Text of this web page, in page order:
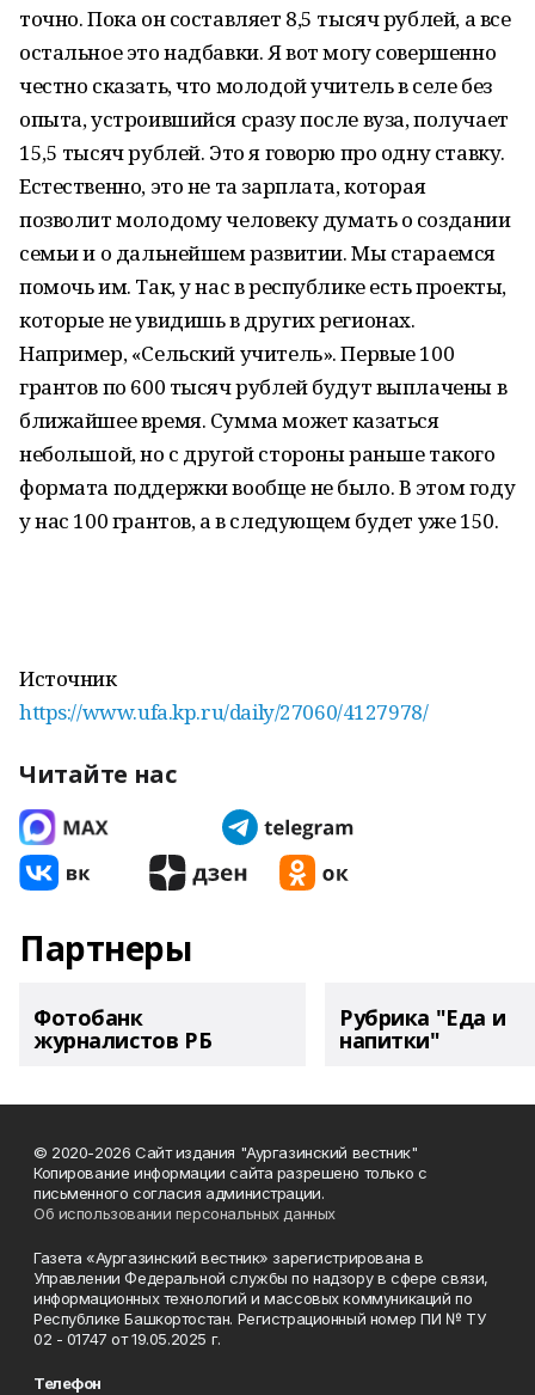
точно. Пока он составляет 8,5 тысяч рублей, а все
остальное это надбавки. Я вот могу совершенно
честно сказать, что молодой учитель в селе без
опыта, устроившийся сразу после вуза, получает
15,5 тысяч рублей. Это я говорю про одну ставку.
Естественно, это не та зарплата, которая
позволит молодому человеку думать о создании
семьи и о дальнейшем развитии. Мы стараемся
помочь им. Так, у нас в республике есть проекты,
которые не увидишь в других регионах.
Например, «Сельский учитель». Первые 100
грантов по 600 тысяч рублей будут выплачены в
ближайшее время. Сумма может казаться
небольшой, но с другой стороны раньше такого
формата поддержки вообще не было. В этом году
у нас 100 грантов, а в следующем будет уже 150.
Источник
https://www.ufa.kp.ru/daily/27060/4127978/
Читайте нас
Партнеры
Фотобанк
журналистов РБ
Рубрика "Еда и
напитки"
© 2020-2026 Сайт издания "Аургазинский вестник"
Копирование информации сайта разрешено только с
письменного согласия администрации.
Об использовании персональных данных
Газета «Аургазинский вестник» зарегистрирована в
Управлении Федеральной службы по надзору в сфере связи,
информационных технологий и массовых коммуникаций по
Республике Башкортостан. Регистрационный номер ПИ № ТУ
02 - 01747 от 19.05.2025 г.
Телефон